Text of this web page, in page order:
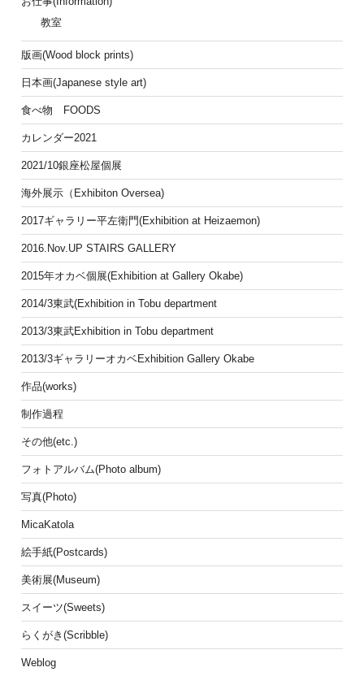
教室
版画(Wood block prints)
日本画(Japanese style art)
食べ物 FOODS
カレンダー2021
2021/10銀座松屋個展
海外展示（Exhibiton Oversea)
2017ギャラリー平左衛門(Exhibition at Heizaemon)
2016.Nov.UP STAIRS GALLERY
2015年オカベ個展(Exhibition at Gallery Okabe)
2014/3東武(Exhibition in Tobu department
2013/3東武Exhibition in Tobu department
2013/3ギャラリーオカベExhibition Gallery Okabe
作品(works)
制作過程
その他(etc.)
フォトアルバム(Photo album)
写真(Photo)
MicaKatola
絵手紙(Postcards)
美術展(Museum)
スイーツ(Sweets)
らくがき(Scribble)
Weblog